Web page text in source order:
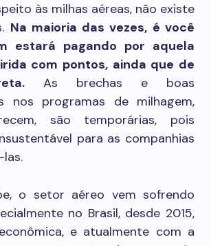
às milhas aéreas, não existe
Na maioria das vezes, é você
estará pagando por aquela
com pontos, ainda que de
As brechas e boas
nos programas de milhagem,
são temporárias, pois
para as companhias
o setor aéreo vem sofrendo
no Brasil, desde 2015,
e atualmente com a